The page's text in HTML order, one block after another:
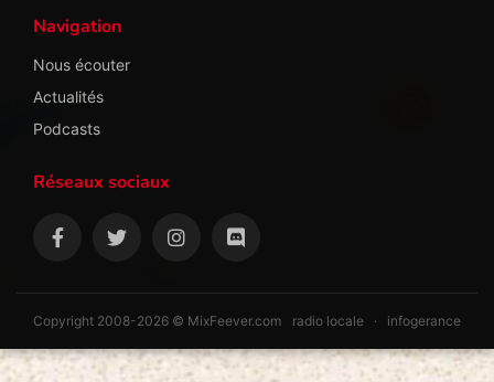
Navigation
Nous écouter
Actualités
Podcasts
Réseaux sociaux
Copyright 2008-2026 © MixFeever.com radio locale · infogerance